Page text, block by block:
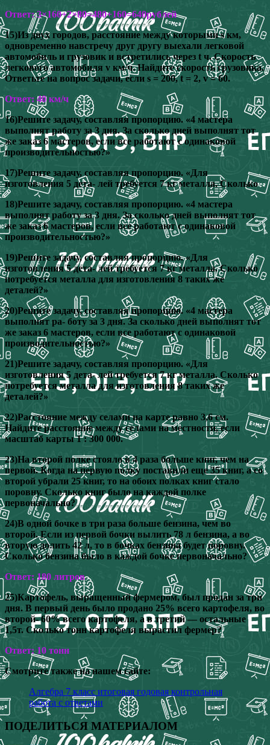
Ответ: 3×160+2×80=480+160=640рублей
15)Из двух городов, расстояние между которыми s км,
одновременно навстречу друг другу выехали легковой
автомобиль и грузовик и встретились через t ч. Скорость
легкового автомобиля v км/ч. Найдите скорость грузовика.
Ответьте на вопрос задачи, если s = 200, t = 2, v = 60.
Ответ: 40 км/ч
16)Решите задачу, составляя пропорцию. «4 мастера
выполнят работу за 3 дня. За сколько дней выполнят тот
же заказ 6 мастеров, если все работают с одинаковой
производительностью?»
17)Решите задачу, составляя пропорцию. «Для
изготовления 5 дета- лей требуется 7 кг металла. Сколько
18)Решите задачу, составляя пропорцию. «4 мастера
выполнят работу за 3 дня. За сколько дней выполнят тот
же заказ 6 мастеров, если все работают с одинаковой
производительностью?»
19)Решите задачу, составляя пропорцию. «Для
изготовления 5 дета- лей требуется 7 кг металла. Сколько
потребуется металла для изготовления 8 таких же
деталей?»
20)Решите задачу, составляя пропорцию. «4 мастера
выполнят ра- боту за 3 дня. За сколько дней выполнят тот
же заказ 6 мастеров, если все работают с одинаковой
производительностью?»
21)Решите задачу, составляя пропорцию. «Для
изготовления 5 дета- лей требуется 7 кг металла. Сколько
потребуется металла для изготовления 8 таких же
деталей?»
22)Расстояние между селами на карте равно 3,6 см.
Найдите расстояние между селами на местности, если
масштаб карты 1 : 300 000.
23)На второй полке стояло в 4 раза больше книг, чем на
первой. Когда на первую полку поставили еще 35 книг, а со
второй убрали 25 книг, то на обоих полках книг стало
поровну. Сколько книг было на каждой полке
первоначально?
24)В одной бочке в три раза больше бензина, чем во
второй. Если из первой бочки вылить 78 л бензина, а во
вторую долить 42 л, то в бочках бензина будет поровну.
Сколько бензина было в каждой бочке первоначально?
Ответ: 180 литров
25)Картофель, выращенный фермером, был продан за три
дня. В первый день было продано 25% всего картофеля, во
второй- 60% всего картофеля, а в третий — остальные
1,5т. Сколько тонн картофеля вырастил фермер?
Ответ: 10 тонн
Смотрите также на нашем сайте:
Алгебра 7 класс итоговая годовая контрольная
работа с ответами
ПОДЕЛИТЬСЯ МАТЕРИАЛОМ